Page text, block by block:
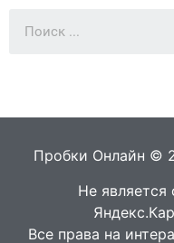
Пробки Онлайн ©
Не
Все права на